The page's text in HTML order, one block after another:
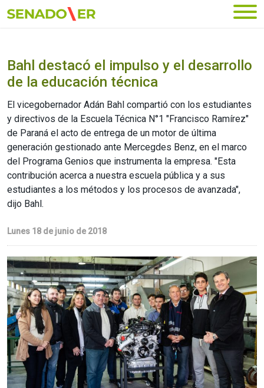
Ir al menú principal
Bahl destacó el impulso y el desarrollo
de la educación técnica
El vicegobernador Adán Bahl compartió con los estudiantes
y directivos de la Escuela Técnica N°1 "Francisco Ramírez"
de Paraná el acto de entrega de un motor de última
generación gestionado ante Mercegdes Benz, en el marco
del Programa Genios que instrumenta la empresa. "Esta
contribución acerca a nuestra escuela pública y a sus
estudiantes a los métodos y los procesos de avanzada",
dijo Bahl.
Lunes 18 de junio de 2018